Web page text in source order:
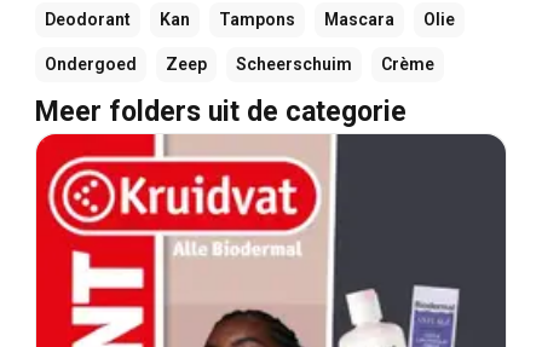
Deodorant Kan Tampons Mascara Olie
Ondergoed Zeep Scheerschuim Crème
Meer folders uit de categorie